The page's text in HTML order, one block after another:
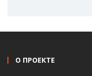
О ПРОЕКТЕ